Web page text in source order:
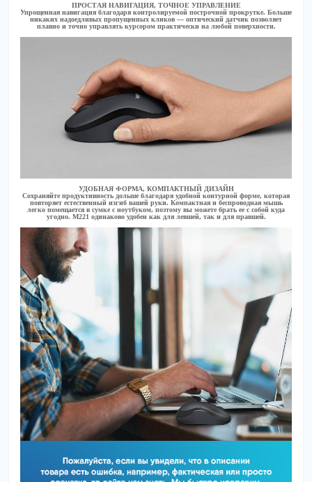
ПРОСТАЯ НАВИГАЦИЯ, ТОЧНОЕ УПРАВЛЕНИЕ
Упрощенная навигация благодаря контролируемой построчной прокрутке. Больше
никаких надоедливых пропущенных кликов — оптический датчик позволяет
плавно и точно управлять курсором практически на любой поверхности.
УДОБНАЯ ФОРМА, КОМПАКТНЫЙ ДИЗАЙН
Сохраняйте продуктивность дольше благодаря удобной контурной форме, которая
повторяет естественный изгиб вашей руки. Компактная и беспроводная мышь
легко помещается в сумке с ноутбуком, поэтому вы можете брать ее с собой куда
угодно. M221 одинаково удобен как для левшей, так и для правшей.